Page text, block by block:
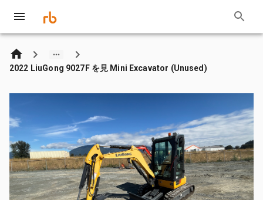
2022 LiuGong 9027F を見 Mini Excavator (Unused)